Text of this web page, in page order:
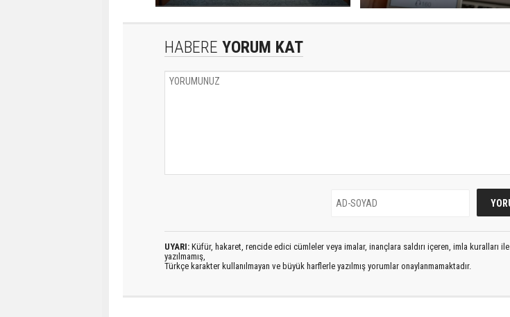
HABERE YORUM KAT
UYARI: Küfür, hakaret, rencide edici cümleler veya imalar, inançlara saldırı içeren, imla kuralları ile
yazılmamış,
Türkçe karakter kullanılmayan ve büyük harflerle yazılmış yorumlar onaylanmamaktadır.